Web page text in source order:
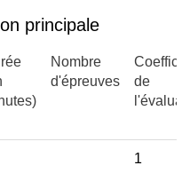
principale
Nombre
d'épreuves
de
1